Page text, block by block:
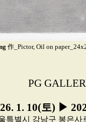
作_Pictor, Oil on
PG
1. 10(토) ▶
특별시 강남구 봉은사